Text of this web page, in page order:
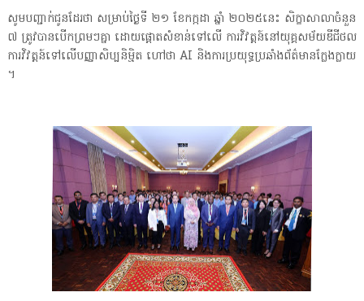
សូមបញ្ជាក់ជូនដែរថា សម្រាប់ថ្ងៃទី ២១ ខែកក្កដា ឆ្នាំ ២០២៥នេះ សិក្ខាសាលាចំនួន
៧ ត្រូវបានបើកព្រមៗគ្នា ដោយផ្ដោតសំខាន់ទៅលើ ការវិវត្តន៍នៅយុគ្គសម័យឌីជីថល
ការវិវត្តន៍ទៅលើបញ្ញាសិប្បនិម្មិត ហៅថា AI និងការប្រយុទ្ធប្រឆាំងព័ត៌មានក្លែងក្លាយ
។